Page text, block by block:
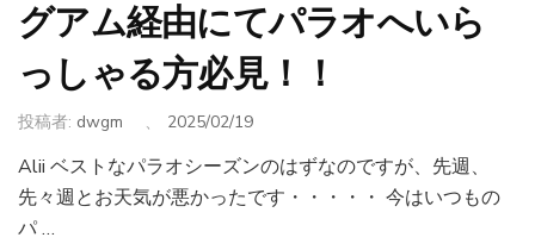
グアム経由にてパラオへいら
っしゃる方必見！！
投稿者: dwgm 、 2025/02/19
Alii ベストなパラオシーズンのはずなのですが、先週、
先々週とお天気が悪かったです・・・・・ 今はいつもの
パ …